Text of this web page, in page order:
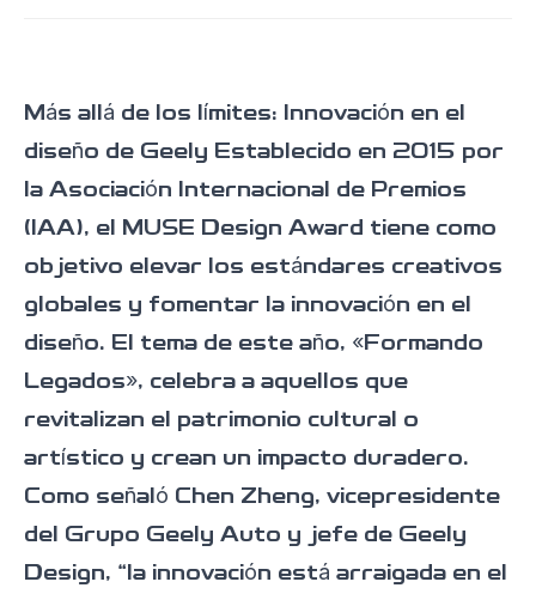
Sedan
EMGRAND
Descubrir
NEV
GEELY EX2
GEELY EX5
GEELY EX5
Más allá de los límites: Innovación en el
diseño de Geely Establecido en 2015 por
la Asociación Internacional de Premios
(IAA), el MUSE Design Award tiene como
objetivo elevar los estándares creativos
globales y fomentar la innovación en el
diseño. El tema de este año, «Formando
Legados», celebra a aquellos que
revitalizan el patrimonio cultural o
artístico y crean un impacto duradero.
Como señaló Chen Zheng, vicepresidente
del Grupo Geely Auto y jefe de Geely
Design, “la innovación está arraigada en el